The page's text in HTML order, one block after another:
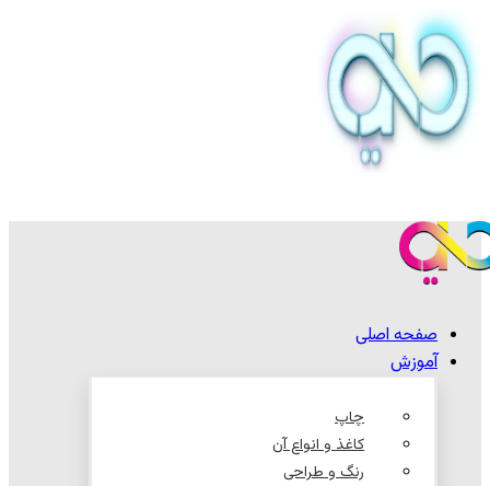
صفحه اصلی
آموزش
چاپ
کاغذ و انواع آن
رنگ و طراحی